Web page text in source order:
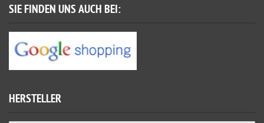
SIE FINDEN UNS AUCH BEI:
HERSTELLER